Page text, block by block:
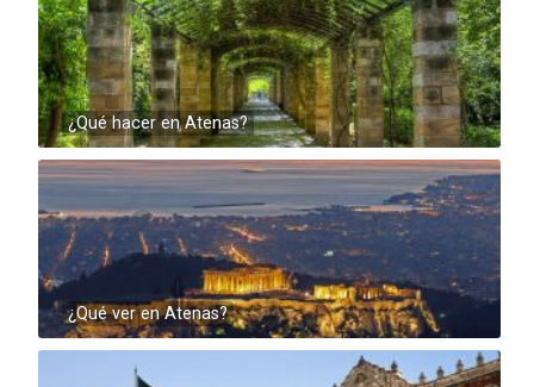
¿Qué hacer en Atenas?
¿Qué ver en Atenas?